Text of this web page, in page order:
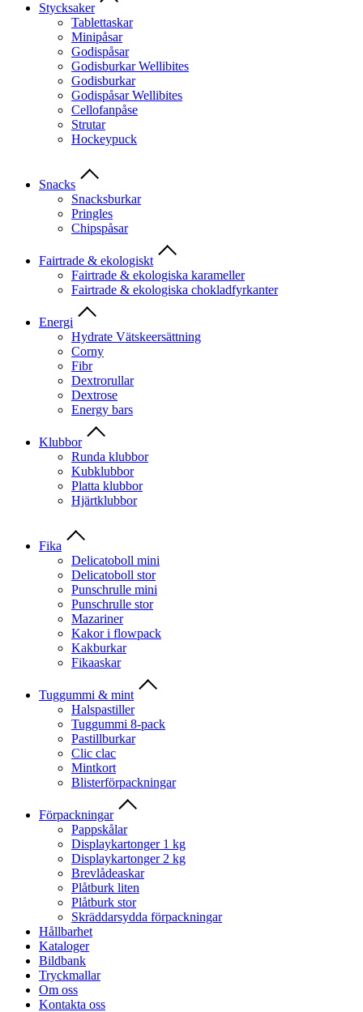
Stycksaker
Tablettaskar
Minipåsar
Godispåsar
Godisburkar Wellibites
Godisburkar
Godispåsar Wellibites
Cellofanpåse
Strutar
Hockeypuck
Snacks
Snacksburkar
Pringles
Chipspåsar
Fairtrade & ekologiskt
Fairtrade & ekologiska karameller
Fairtrade & ekologiska chokladfyrkanter
Energi
Hydrate Vätskeersättning
Corny
Fibr
Dextrorullar
Dextrose
Energy bars
Klubbor
Runda klubbor
Kubklubbor
Platta klubbor
Hjärtklubbor
Fika
Delicatoboll mini
Delicatoboll stor
Punschrulle mini
Punschrulle stor
Mazariner
Kakor i flowpack
Kakburkar
Fikaaskar
Tuggummi & mint
Halspastiller
Tuggummi 8-pack
Pastillburkar
Clic clac
Mintkort
Blisterförpackningar
Förpackningar
Pappskålar
Displaykartonger 1 kg
Displaykartonger 2 kg
Brevlådeaskar
Plåtburk liten
Plåtburk stor
Skräddarsydda förpackningar
Hållbarhet
Kataloger
Bildbank
Tryckmallar
Om oss
Kontakta oss